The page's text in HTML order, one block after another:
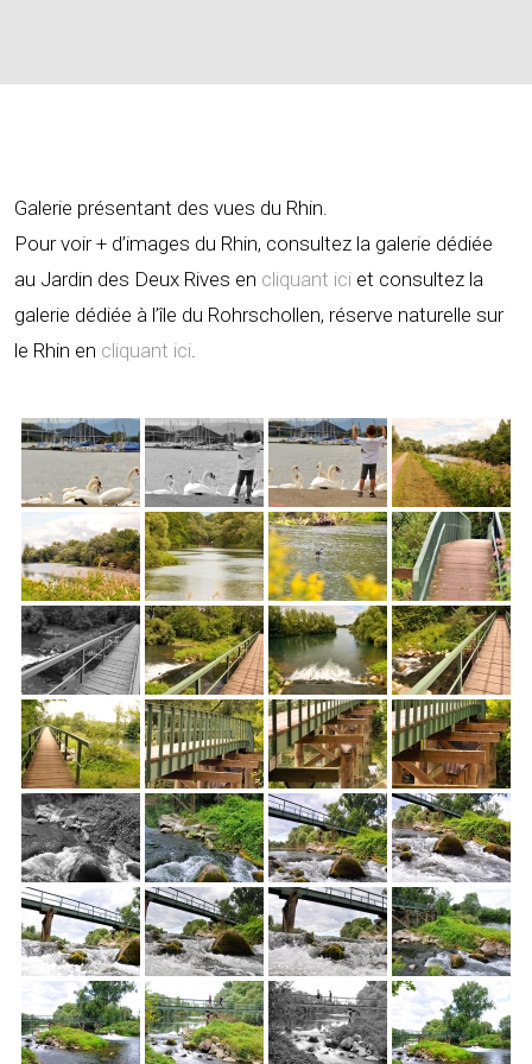
Galerie présentant des vues du Rhin.
Pour voir + d’images du Rhin, consultez la galerie dédiée
au Jardin des Deux Rives en cliquant ici et consultez la
galerie dédiée à l’île du Rohrschollen, réserve naturelle sur
le Rhin en cliquant ici.